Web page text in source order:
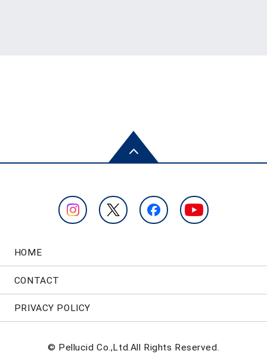
HOME
CONTACT
PRIVACY POLICY
© Pellucid Co.,Ltd.All Rights Reserved.